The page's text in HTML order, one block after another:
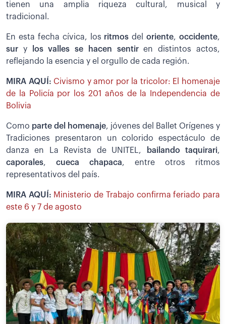
tienen una amplia riqueza cultural, musical y
tradicional.
En esta fecha cívica, los ritmosdeloriente, occidente,
sur y los valles se hacen sentiren distintos actos,
reflejando la esencia y el orgullo de cada región.
MIRA AQUÍ: Civismo y amor por la tricolor: El homenaje
de la Policía por los 201 años de la Independencia de
Bolivia
Como parte del homenaje, jóvenes del Ballet Orígenes y
Tradiciones presentaron un colorido espectáculo de
danza en La Revista de UNITEL,
bailando taquirari,
caporales, cueca chapaca, entre otros ritmos
representativos del país.
MIRA AQUÍ: Ministerio de Trabajo confirma feriado para
este 6 y 7 de agosto